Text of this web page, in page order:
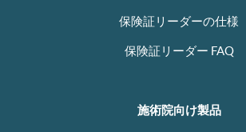
保険証リーダーの仕様
保険証リーダー FAQ
施術院向け製品